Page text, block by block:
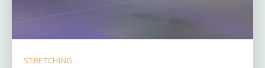
STRETCHING